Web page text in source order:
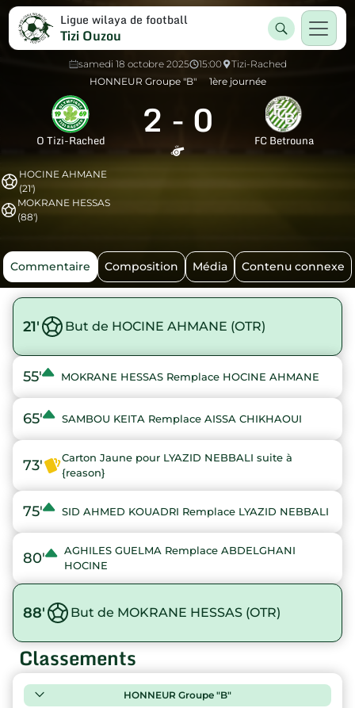
Ligue wilaya de football
Tizi Ouzou
samedi 18 octobre 2025 15:00
Tizi-Rached
HONNEUR Groupe "B"
1ère journée
O Tizi-Rached 2 - 0 FC Betrouna
HOCINE AHMANE
(21')
MOKRANE HESSAS
(88')
Commentaire Composition Média Contenu connexe
21' But de HOCINE AHMANE (OTR)
55' MOKRANE HESSAS Remplace HOCINE AHMANE
65' SAMBOU KEITA Remplace AISSA CHIKHAOUI
73'
Carton Jaune pour LYAZID NEBBALI suite à
{reason}
75' SID AHMED KOUADRI Remplace LYAZID NEBBALI
80'
AGHILES GUELMA Remplace ABDELGHANI
HOCINE
88' But de MOKRANE HESSAS (OTR)
Classements
HONNEUR Groupe "B"